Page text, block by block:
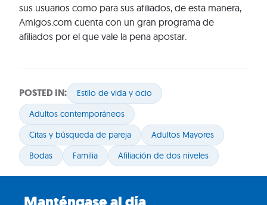
sus usuarios como para sus afiliados, de esta manera,
Amigos.com cuenta con un gran programa de
afiliados por el que vale la pena apostar.
POSTED IN:
Estilo de vida y ocio
Adultos contemporáneos
Citas y búsqueda de pareja
Adultos Mayores
Bodas
Familia Afiliación de dos niveles